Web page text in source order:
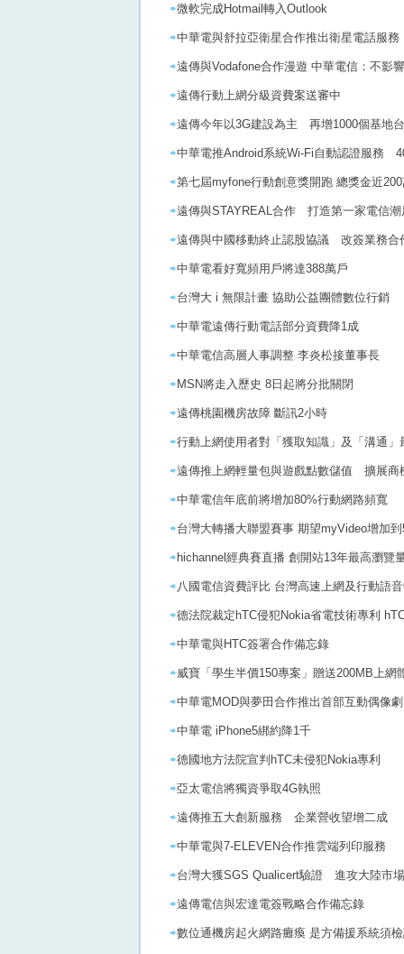
微軟完成Hotmail轉入Outlook
中華電與舒拉亞衛星合作推出衛星電話服務
遠傳與Vodafone合作漫遊 中華電信：不影
遠傳行動上網分級資費案送審中
遠傳今年以3G建設為主 再增1000個基地
中華電推Android系統Wi-Fi自動認證服務
第七屆myfone行動創意獎開跑 總獎金近
遠傳與STAYREAL合作 打造第一家電信潮
遠傳與中國移動終止認股協議 改簽業務合
中華電看好寬頻用戶將達388萬戶
台灣大 i 無限計畫 協助公益團體數位行銷
中華電遠傳行動電話部分資費降1成
中華電信高層人事調整 李炎松接董事長
MSN將走入歷史 8日起將分批關閉
遠傳桃園機房故障 斷訊2小時
行動上網使用者對「獲取知識」及「溝通」
遠傳推上網輕量包與遊戲點數儲值 擴展商
中華電信年底前將增加80%行動網路頻寬
台灣大轉播大聯盟賽事 期望myVideo增加
hichannel經典賽直播 創開站13年最高瀏覽
八國電信資費評比 台灣高速上網及行動語
德法院裁定hTC侵犯Nokia省電技術專利
中華電與HTC簽署合作備忘錄
威寶「學生半價150專案」贈送200MB上網
中華電MOD與夢田合作推出首部互動偶像劇
中華電 iPhone5綁約降1千
德國地方法院宣判hTC未侵犯Nokia專利
亞太電信將獨資爭取4G執照
遠傳推五大創新服務 企業營收望增二成
中華電與7-ELEVEN合作推雲端列印服務
台灣大獲SGS Qualicert驗證 進攻大陸市
遠傳電信與宏達電簽戰略合作備忘錄
數位通機房起火網路癱瘓 是方備援系統須